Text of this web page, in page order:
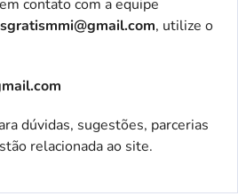
contato com a equipe
, utilize o
dúvidas, sugestões, parcerias
relacionada ao site.